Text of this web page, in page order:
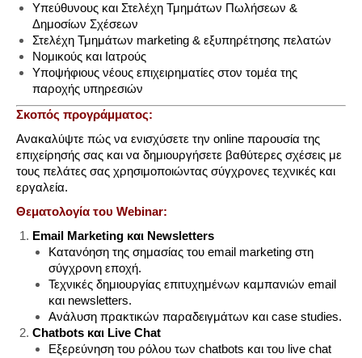
Υπεύθυνους και Στελέχη Τμημάτων Πωλήσεων &
Δημοσίων Σχέσεων
Στελέχη Τμημάτων marketing & εξυπηρέτησης πελατών
Νομικούς και Ιατρούς
Υποψήφιους νέους επιχειρηματίες στον τομέα της
παροχής υπηρεσιών
Σκοπός προγράμματος:
Ανακαλύψτε πώς να ενισχύσετε την online παρουσία της
επιχείρησής σας και να δημιουργήσετε βαθύτερες σχέσεις με
τους πελάτες σας χρησιμοποιώντας σύγχρονες τεχνικές και
εργαλεία.
Θεματολογία του Webinar:
Email Marketing και Newsletters
Κατανόηση της σημασίας του email marketing στη
σύγχρονη εποχή.
Τεχνικές δημιουργίας επιτυχημένων καμπανιών email
και newsletters.
Ανάλυση πρακτικών παραδειγμάτων και case studies.
Chatbots και Live Chat
Εξερεύνηση του ρόλου των chatbots και του live chat